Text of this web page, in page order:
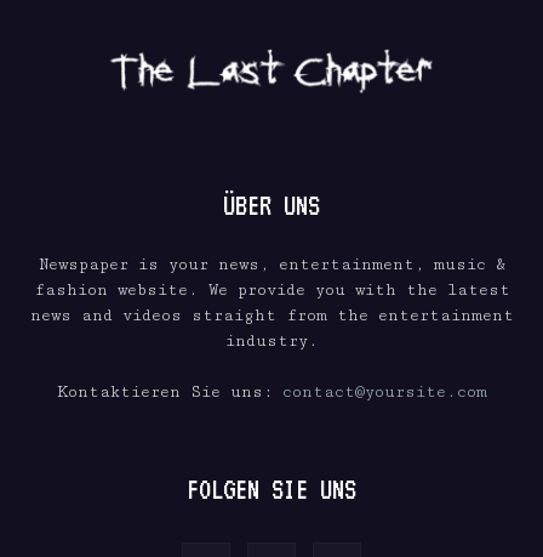
ÜBER UNS
Newspaper is your news, entertainment, music &
fashion website. We provide you with the latest
news and videos straight from the entertainment
industry.
Kontaktieren Sie uns: contact@yoursite.com
FOLGEN SIE UNS